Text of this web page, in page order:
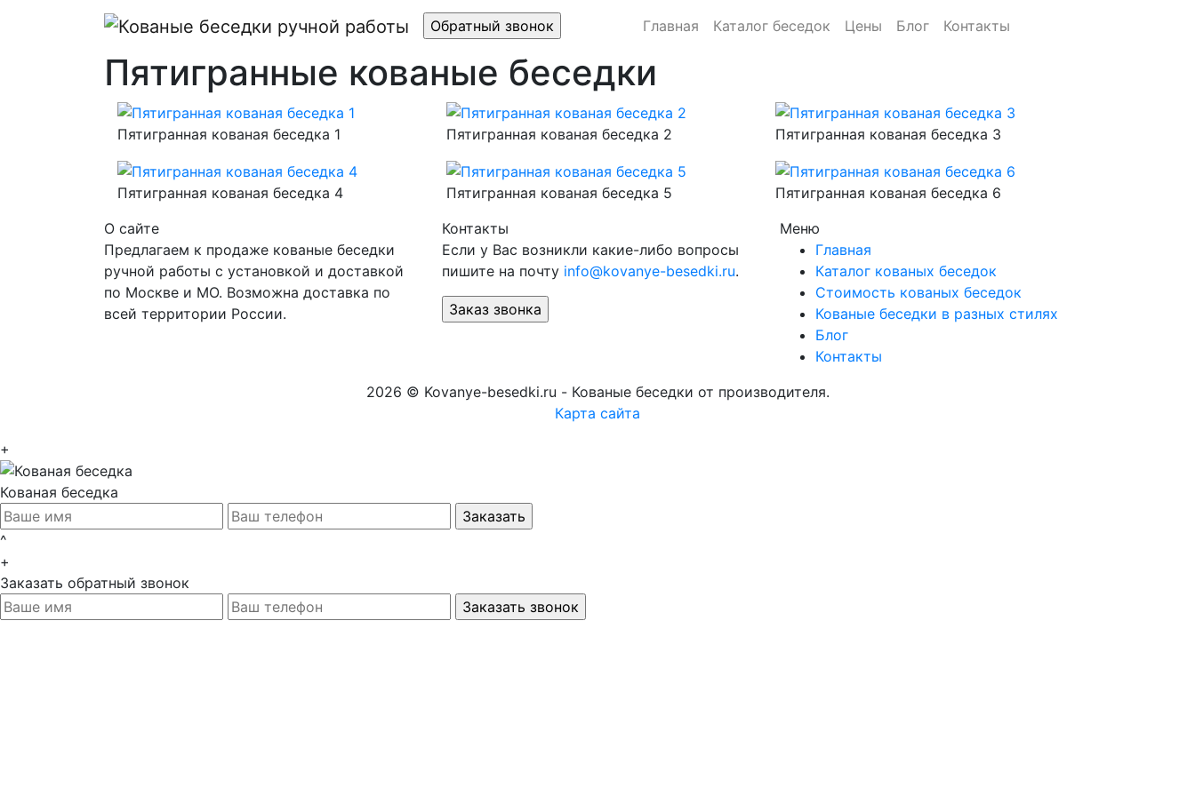
Главная Каталог беседок Цены Блог Контакты
Пятигранные кованые беседки
Пятигранная кованая беседка 1 Пятигранная кованая беседка 2 Пятигранная кованая беседка 3
Пятигранная кованая беседка 4 Пятигранная кованая беседка 5
Пятигранная кованая беседка 6
О сайте
Предлагаем к продаже кованые беседки
ручной работы с установкой и доставкой
по Москве и МО. Возможна доставка по
всей территории России.
Контакты
Если у Вас возникли какие-либо вопросы
пишите на почту info@kovanye-besedki.ru.
Меню
Главная
Каталог кованых беседок
Стоимость кованых беседок
Кованые беседки в разных стилях
Блог
Контакты
2026 © Kovanye-besedki.ru - Кованые беседки от производителя.
Карта сайта
+
Кованая беседка
^
+
Заказать обратный звонок